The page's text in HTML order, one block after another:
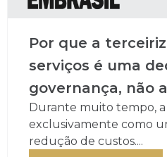
Por que a
serviços é uma
governança, não
Durante muito tempo,
exclusivamente como
redução de custos....